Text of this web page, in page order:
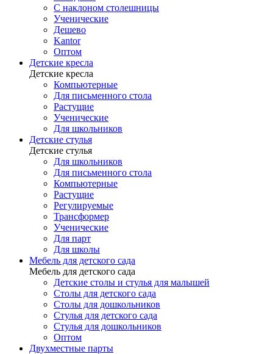
С наклоном столешницы
Ученические
Дешево
Kantor
Оптом
Детские кресла
Детские кресла
Компьютерные
Для письменного стола
Растущие
Ученические
Для школьников
Детские стулья
Детские стулья
Для школьников
Для письменного стола
Компьютерные
Растущие
Регулируемые
Трансформер
Ученические
Для парт
Для школы
Мебель для детского сада
Мебель для детского сада
Детские столы и стулья для малышей
Столы для детского сада
Столы для дошкольников
Стулья для детского сада
Стулья для дошкольников
Оптом
Двухместные парты